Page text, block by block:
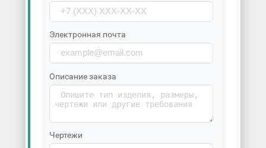
Электронная почта
Описание заказа
Чертежи